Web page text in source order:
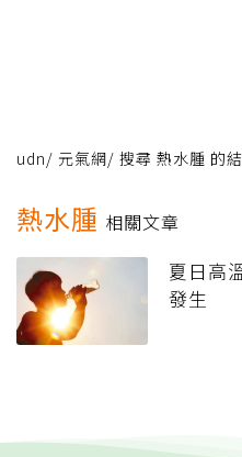
udn/ 元氣網/ 搜尋 熱水腫 的
熱水腫 相關文章
夏日高溫戶外
發生